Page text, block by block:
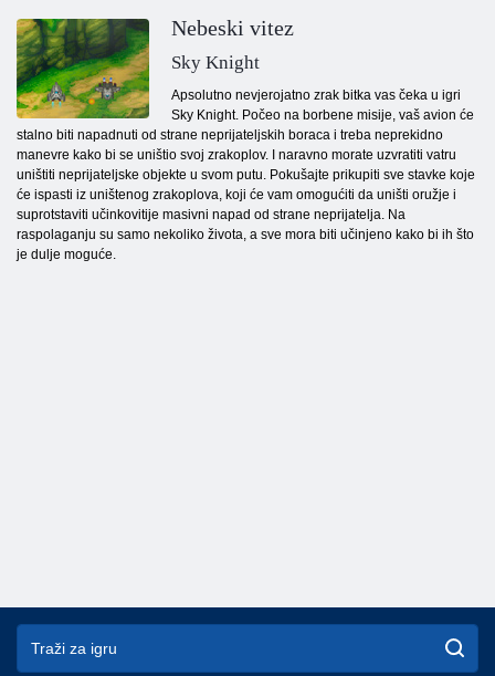
Nebeski vitez
Sky Knight
Apsolutno nevjerojatno zrak bitka vas čeka u igri
Sky Knight. Počeo na borbene misije, vaš avion će
stalno biti napadnuti od strane neprijateljskih boraca i treba neprekidno
manevre kako bi se uništio svoj zrakoplov. I naravno morate uzvratiti vatru
uništiti neprijateljske objekte u svom putu. Pokušajte prikupiti sve stavke koje
će ispasti iz uništenog zrakoplova, koji će vam omogućiti da uništi oružje i
suprotstaviti učinkovitije masivni napad od strane neprijatelja. Na
raspolaganju su samo nekoliko života, a sve mora biti učinjeno kako bi ih što
je dulje moguće.